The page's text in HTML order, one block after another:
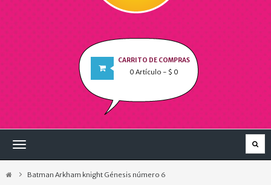
CARRITO DE COMPRAS
0 Artículo - $ 0
Navegación
Batman Arkham knight Génesis número 6